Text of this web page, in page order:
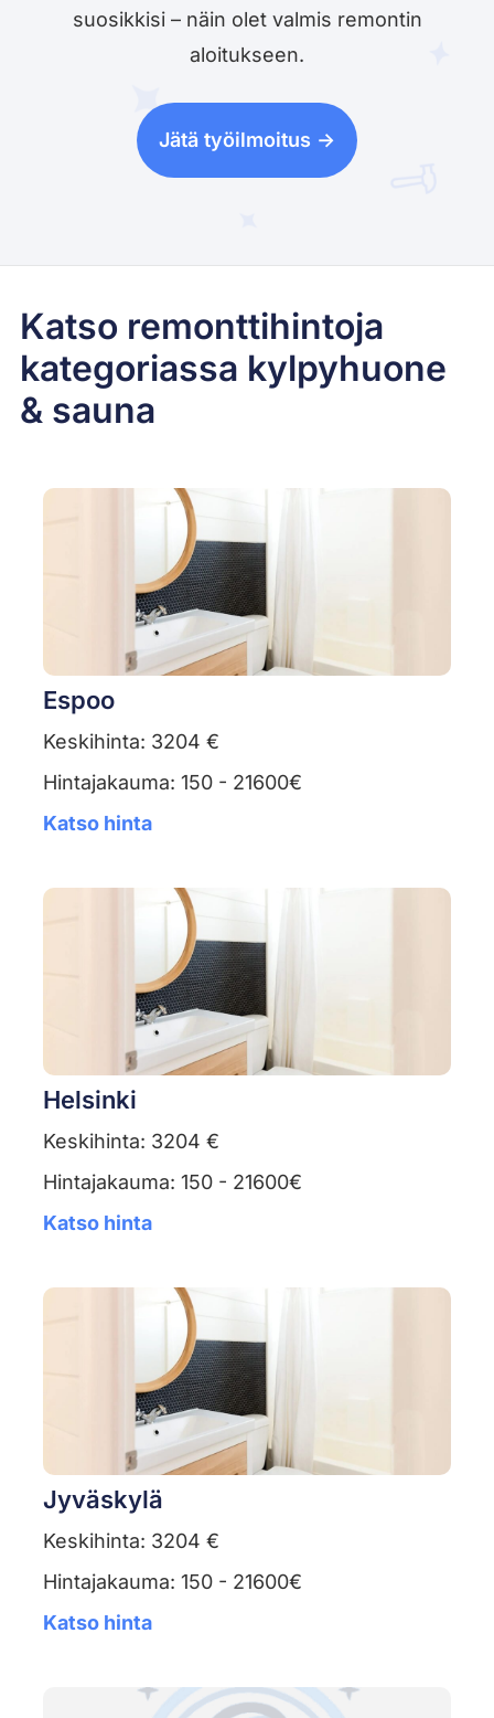
suosikkisi – näin olet valmis remontin
aloitukseen.
Jätä työilmoitus ->
Katso remonttihintoja
kategoriassa kylpyhuone
& sauna
Espoo
Keskihinta: 3204 €
Hintajakauma: 150 - 21600€
Katso hinta
Helsinki
Keskihinta: 3204 €
Hintajakauma: 150 - 21600€
Katso hinta
Jyväskylä
Keskihinta: 3204 €
Hintajakauma: 150 - 21600€
Katso hinta